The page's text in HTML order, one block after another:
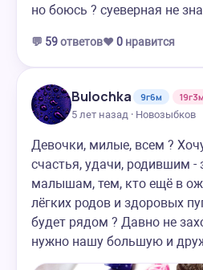
но боюсь ? суеверная не
💬 59ответов❤️ 0 нравится
Bulochka 9г6м 19г3м
5 лет назад · Новозыбков
Девочки, милые, всем ?
счастья, удачи, родившим -
малышам, тем, кто ещё в
лёгких родов и здоровых
будет рядом ? Давно не
нужно нашу большую и